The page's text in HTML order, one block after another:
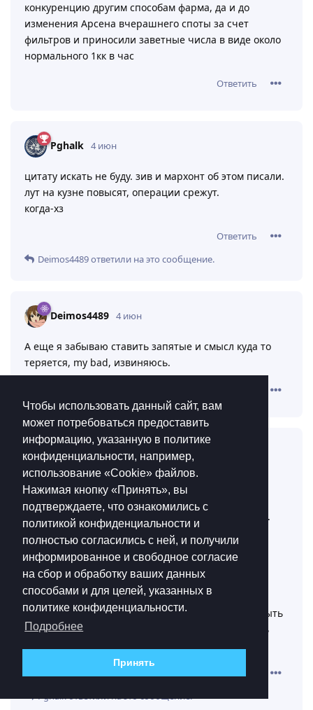
Чтобы использовать данный сайт, вам
может потребоваться предоставить
информацию, указанную в политике
конфиденциальности, например,
использование «Cookie»‎ файлов.
Нажимая кнопку «Принять», вы
подтверждаете, что ознакомились с
политикой конфиденциальности и
полностью согласились с ней, и получили
информированное и свободное согласие
на сбор и обработку ваших данных
способами и для целей, указанных в
политике конфиденциальности.
Подробнее
Принять
конкуренцию другим способам фарма, да и до
изменения Арсена вчерашнего споты за счет
фильтров и приносили заветные числа в виде около
нормального 1кк в час
Ответить
Pghalk 4 июн
цитату искать не буду. зив и мархонт об этом писали.
лут на кузне повысят, операции срежут.
когда-хз
Ответить
Deimos4489ответили на это сообщение.
Deimos4489 4 июн
А еще я забываю ставить запятые и смысл куда то
теряется, my bad, извиняюсь.
Deimos4489 4 июн
Pghalk
Ну я и поднял вопрос что бы вместо
когда то стало желательно в ближайшее время,
только вряд ли это даст хоть какой то шанс на это.
Считайте выговорился просто, как к психологу
поплакать сходил.
А зачем резать операции я не знаю, там думать
головой надо что бы фарм был эффективным а не
300к за 40-50 минут.
Так что мое мнение что разрабам надо нахуй забыть
слово “резать” или “урезать” и наконец вспомнить
Pghalkответили на это сообщение.